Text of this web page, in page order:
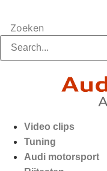
Zoeken
Video clips
Tuning
Audi motorsport